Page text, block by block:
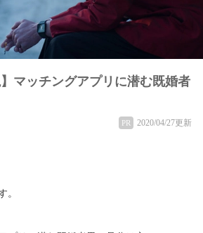
】マッチングアプリに潜む既婚者
PR 2020/04/27更新
。